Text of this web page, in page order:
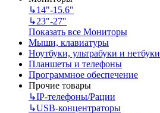
↳14"-15.6"
↳23"-27"
Показать все Мониторы
Мыши, клавиатуры
Ноутбуки, ультрабуки и нетбуки
Планшеты и телефоны
Программное обеспечение
Прочие товары
↳IP‑телефоны/Рации
↳USB-концентраторы